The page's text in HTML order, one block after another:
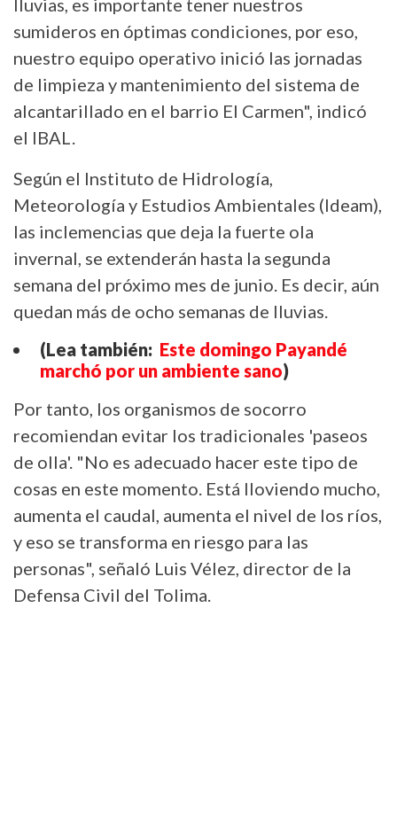
lluvias, es importante tener nuestros
sumideros en óptimas condiciones, por eso,
nuestro equipo operativo inició las jornadas
de limpieza y mantenimiento del sistema de
alcantarillado en el barrio El Carmen", indicó
el IBAL.
Según el Instituto de Hidrología,
Meteorología y Estudios Ambientales (Ideam),
las inclemencias que deja la fuerte ola
invernal, se extenderán hasta la segunda
semana del próximo mes de junio. Es decir, aún
quedan más de ocho semanas de lluvias.
(Lea también: Este domingo Payandé
marchó por un ambiente sano)
Por tanto, los organismos de socorro
recomiendan evitar los tradicionales 'paseos
de olla'. "No es adecuado hacer este tipo de
cosas en este momento. Está lloviendo mucho,
aumenta el caudal, aumenta el nivel de los ríos,
y eso se transforma en riesgo para las
personas", señaló Luis Vélez, director de la
Defensa Civil del Tolima.